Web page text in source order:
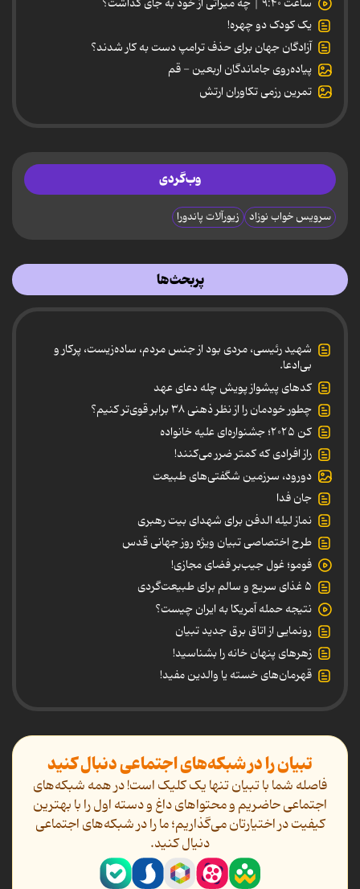
یک کودک دو چهره!
آزادگان جهان برای حذف ترامپ دست به کار شدند؟
پیاده‌روی جاماندگان اربعین - قم
تمرین رزمی تکاوران ارتش
وب‌گردی
سرویس خواب نوزاد زیورآلات پاندورا
پربحث‌ها
شهید رئیسی، مردی بود از جنس مردم، ساده‌زیست، پرکار و
بی‌ادعا.
کدهای پیشواز پویش چله دعای عهد
چطور خودمان را از نظر ذهنی ۳۸ برابر قوی‌تر کنیم؟
کن ۲۰۲۵؛ جشنواره‌ای علیه خانواده
راز افرادی که کمتر ضرر می‌کنند!
دورود، سرزمین شگفتی‌های طبیعت
جان فدا
نماز لیله الدفن برای شهدای بیت رهبری
طرح اختصاصی تبیان ویژه روز جهانی قدس
فومو؛ غول جیب‌بر فضای مجازی!
۵ غذای سریع و سالم برای طبیعت‌گردی
نتیجه حمله آمریکا به ایران چیست؟
رونمایی از اتاق برق جدید تبیان
زهرهای پنهان خانه را بشناسید!
قهرمان‌های خسته یا والدین مفید!
تبیان را در شبکه‌های اجتماعی دنبال کنید
فاصله شما با تبیان تنها یک کلیک است! در همه شبکه‌های
اجتماعی حاضریم و محتواهای داغ و دسته اول را با بهترین
کیفیت در اختیارتان می‌گذاریم؛ ما را در شبکه‌های اجتماعی
دنیال کنید.